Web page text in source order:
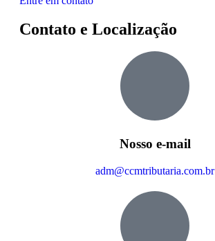
Contato e Localização
Nosso e-mail
adm@ccmtributaria.com.br